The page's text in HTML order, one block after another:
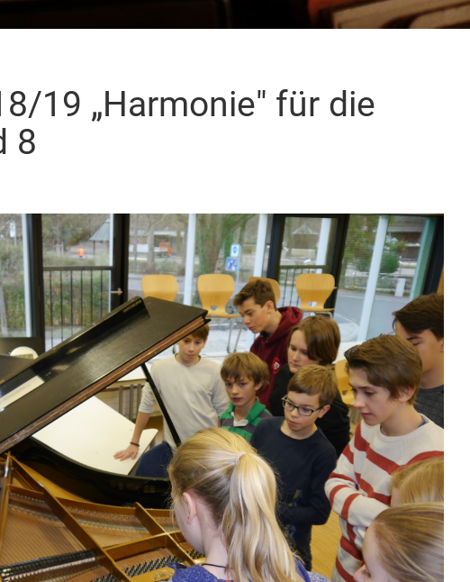
19 „Harmonie" für die
8